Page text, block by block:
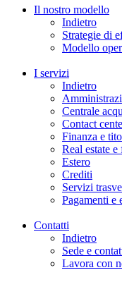
Il nostro modello
Indietro
Strategie di
Modello
I servizi
Indietro
Centrale
Contact
Finanza e
Real estate
Estero
Crediti
Servizi
Pagamenti e
Contatti
Indietro
Sede e
Lavora con